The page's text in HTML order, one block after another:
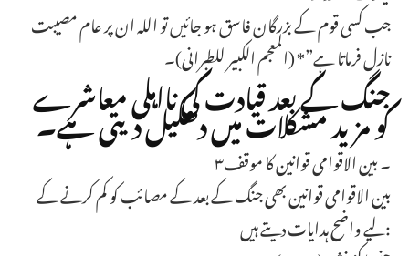
جب کسی قوم کے بزرگان فاسق ہو جائیں تو اللہ ان پر عام مصیبت
نازل فرماتا ہے”* (المعجم الکبیر للطبرانی)۔
جنگ کے بعد قیادت کی نااہلی معاشرے
کو مزید مشکلات میں دھکیل دیتی ہے۔
۳۔ بین الاقوامی قوانین کا موقف
بین الاقوامی قوانین بھی جنگ کے بعد کے مصائب کو کم کرنے کے
لیے واضح ہدایات دیتے ہیں: